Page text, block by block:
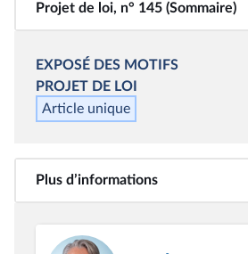
Projet de loi, n° 145 (Sommaire)
EXPOSÉ DES MOTIFS
PROJET DE LOI
Article unique
Plus d’informations